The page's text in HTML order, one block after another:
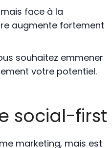
face à la
augmente fortement
souhaitez emmener
votre potentiel.
social-first
marketing, mais est